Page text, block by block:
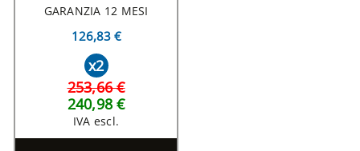
GARANZIA 12 MESI
126,83 €
x2
253,66 €
240,98 €
IVA escl.